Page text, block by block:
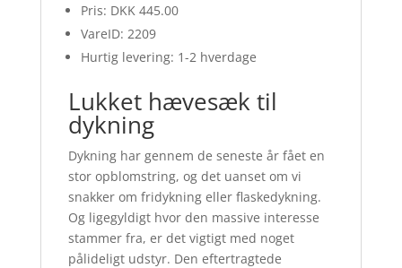
Pris: DKK 445.00
VareID: 2209
Hurtig levering: 1-2 hverdage
Lukket hævesæk til
dykning
Dykning har gennem de seneste år fået en
stor opblomstring, og det uanset om vi
snakker om fridykning eller flaskedykning.
Og ligegyldigt hvor den massive interesse
stammer fra, er det vigtigt med noget
pålideligt udstyr. Den eftertragtede